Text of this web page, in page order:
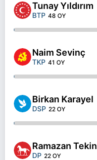
Tunay Yıldırım
BTP 48 OY
Naim Sevinç
TKP 41 OY
Birkan Karayel
DSP 22 OY
Ramazan Tekin
DP 22 OY